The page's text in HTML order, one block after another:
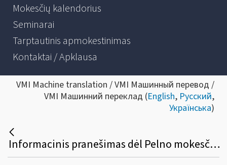
Mokesčių kalendorius
Seminarai
Tarptautinis apmokestinimas
Kontaktai / Apklausa
VMI Machine translation / VMI Машинный перевод /
VMI Машинний переклад (English, Русский,
Українська)
Informacinis pranešimas dėl Pelno mokesčio įstatymo Nr. IX-675 3 straipsnio pakeitimo įstatymo priėmimo